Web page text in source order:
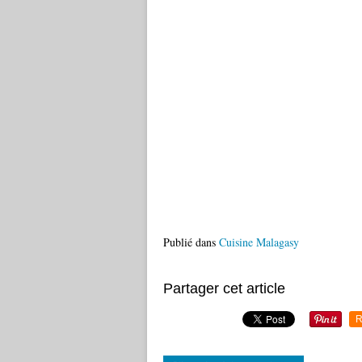
Publié dans Cuisine Malagasy
Partager cet article